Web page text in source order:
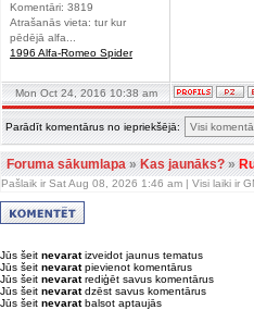
Komentāri: 3819
Atrašanās vieta: tur kur
pēdējā alfa...
1996 Alfa-Romeo Spider
Mon Oct 24, 2016 10:38 am
Parādīt komentārus no iepriekšējā:
Foruma sākumlapa»Kas jaunāks?»
Pašlaik ir Sat Aug 08, 2026 1:46 am | Visi laiki ir
Jūs šeit nevaratizveidot jaunus tematus
Jūs šeit nevaratpievienot komentārus
Jūs šeit nevaratrediģēt savus komentārus
Jūs šeit nevaratdzēst savus komentārus
Jūs šeit nevaratbalsot aptaujās